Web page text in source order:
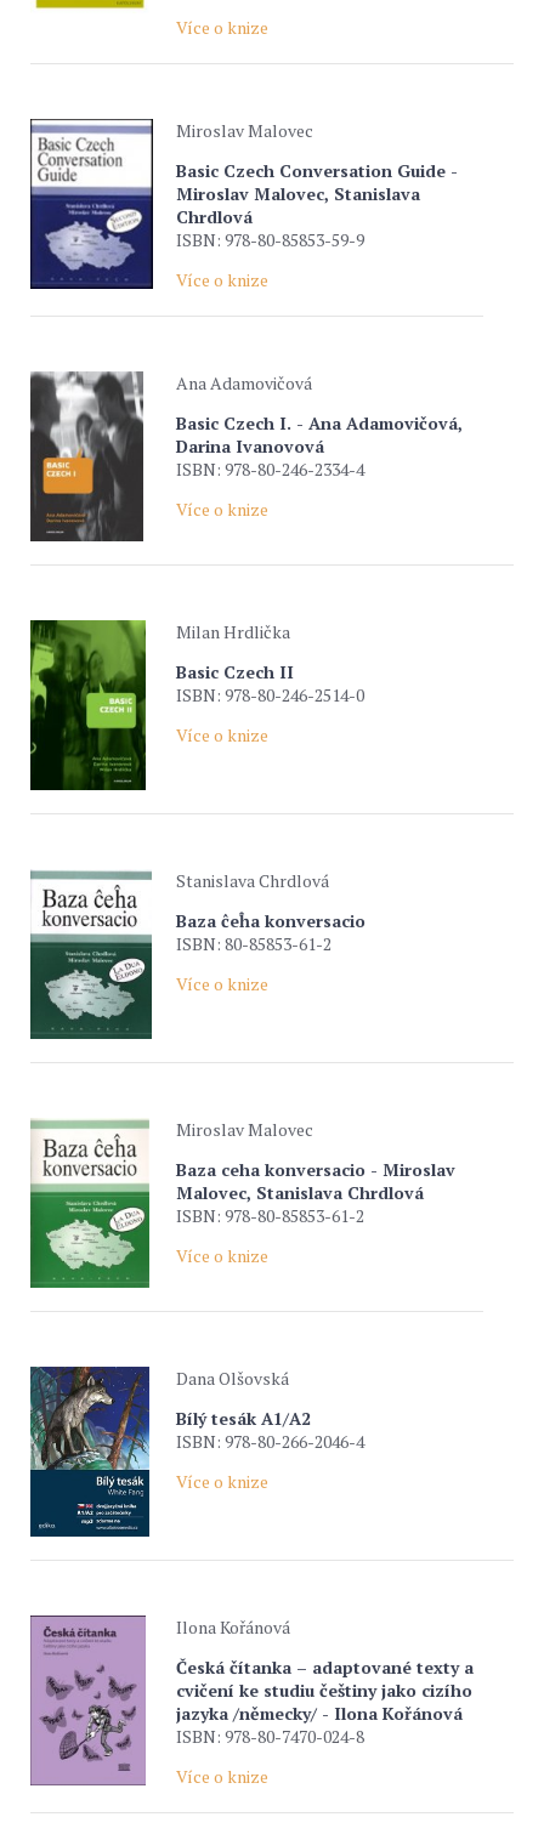
Více o knize
Miroslav Malovec
Basic Czech Conversation Guide -
Miroslav Malovec, Stanislava
Chrdlová
ISBN: 978-80-85853-59-9
Více o knize
Ana Adamovičová
Basic Czech I. - Ana Adamovičová,
Darina Ivanovová
ISBN: 978-80-246-2334-4
Více o knize
Milan Hrdlička
Basic Czech II
ISBN: 978-80-246-2514-0
Více o knize
Stanislava Chrdlová
Baza ĉeĥa konversacio
ISBN: 80-85853-61-2
Více o knize
Miroslav Malovec
Baza ceha konversacio - Miroslav
Malovec, Stanislava Chrdlová
ISBN: 978-80-85853-61-2
Více o knize
Dana Olšovská
Bílý tesák A1/A2
ISBN: 978-80-266-2046-4
Více o knize
Ilona Kořánová
Česká čítanka – adaptované texty a
cvičení ke studiu češtiny jako cizího
jazyka /německy/ - Ilona Kořánová
ISBN: 978-80-7470-024-8
Více o knize